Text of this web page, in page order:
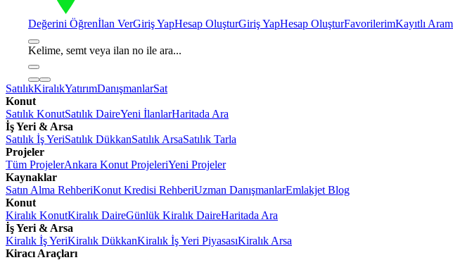
Değerini Öğrenİlan VerGiriş YapHesap OluşturGiriş YapHesap OluşturFavorilerimKayıtlı
Kelime, semt veya ilan no ile ara...
SatılıkKiralıkYatırımDanışmanlarSat
Konut
Satılık KonutSatılık DaireYeni İlanlarHaritada Ara
İş Yeri & Arsa
Satılık İş YeriSatılık DükkanSatılık ArsaSatılık Tarla
Projeler
Tüm ProjelerAnkara Konut ProjeleriYeni Projeler
Kaynaklar
Satın Alma RehberiKonut Kredisi RehberiUzman DanışmanlarEmlakjet Blog
Konut
Kiralık KonutKiralık DaireGünlük Kiralık DaireHaritada Ara
İş Yeri & Arsa
Kiralık İş YeriKiralık DükkanKiralık İş Yeri PiyasasıKiralık Arsa
Kiracı Araçları